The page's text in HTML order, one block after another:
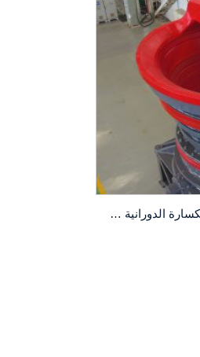
التصميم الأمثل لحجرة التكسير للكسارة الدورانية CG810i